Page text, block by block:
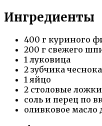
Ингредиенты
400 г куриного
200 г свежего
1 луковица
2 зубчика чеснока
1 яйцо
2 столовые
соль и перец по
оливковое масло